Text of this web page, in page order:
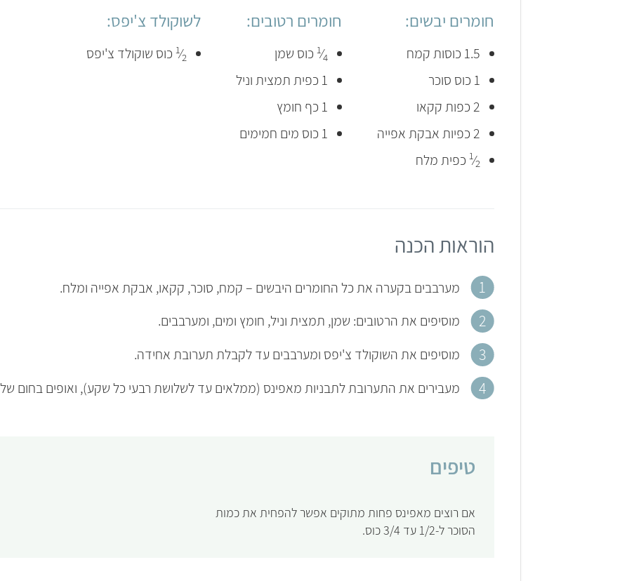
חומרים יבשים:
1.5 כוסות קמח
1 כוס סוכר
2 כפות קקאו
2 כפיות אבקת אפייה
1⁄2 כפית מלח
חומרים רטובים:
1⁄4
כוס שמן
1 כפית תמצית וניל
1 כף חומץ
1 כוס מים חמימים
לשוקולד צ'יפס:
1⁄2 כוס שוקולד צ'יפס
הוראות הכנה
מערבבים בקערה את כל החומרים היבשים – קמח, סוכר, קקאו, אבקת אפייה ומלח.
מוסיפים את הרטובים: שמן, תמצית וניל, חומץ ומים, ומערבבים.
מוסיפים את השוקולד צ'יפס ומערבבים עד לקבלת תערובת אחידה.
מעבירים את התערובת לתבניות מאפינס (ממלאים עד לשלושת רבעי כל שקע), ואופים בחום של 180 מעלות כ-20 דקות.
טיפים
אם רוצים מאפינס פחות מתוקים אפשר להפחית את כמות
הסוכר ל-1/2 עד 3/4 כוס.